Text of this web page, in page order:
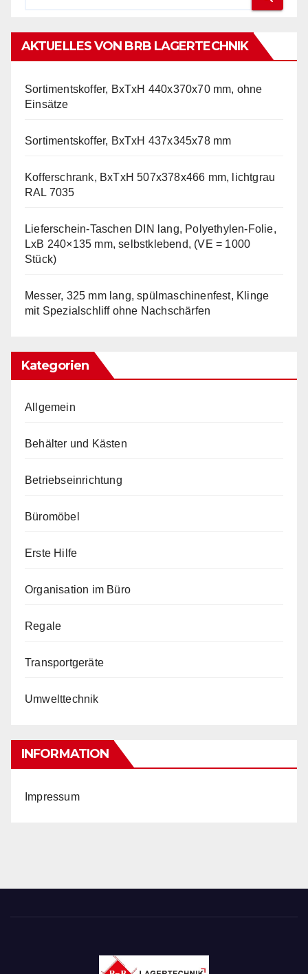
AKTUELLES VON BRB LAGERTECHNIK
Sortimentskoffer, BxTxH 440x370x70 mm, ohne
Einsätze
Sortimentskoffer, BxTxH 437x345x78 mm
Kofferschrank, BxTxH 507x378x466 mm, lichtgrau
RAL 7035
Lieferschein-Taschen DIN lang, Polyethylen-Folie,
LxB 240×135 mm, selbstklebend, (VE = 1000
Stück)
Messer, 325 mm lang, spülmaschinenfest, Klinge
mit Spezialschliff ohne Nachschärfen
Kategorien
Allgemein
Behälter und Kästen
Betriebseinrichtung
Büromöbel
Erste Hilfe
Organisation im Büro
Regale
Transportgeräte
Umwelttechnik
INFORMATION
Impressum